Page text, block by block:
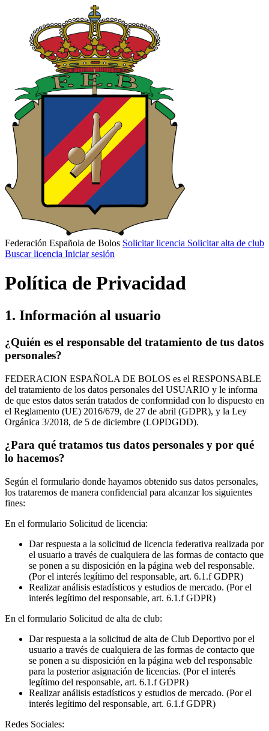
Federación Española de Bolos Solicitar licencia Solicitar alta de club
Buscar licencia Iniciar sesión
Política de Privacidad
1. Información al usuario
¿Quién es el responsable del tratamiento de tus datos
personales?
FEDERACION ESPAÑOLA DE BOLOS es el RESPONSABLE
del tratamiento de los datos personales del USUARIO y le informa
de que estos datos serán tratados de conformidad con lo dispuesto en
el Reglamento (UE) 2016/679, de 27 de abril (GDPR), y la Ley
Orgánica 3/2018, de 5 de diciembre (LOPDGDD).
¿Para qué tratamos tus datos personales y por qué
lo hacemos?
Según el formulario donde hayamos obtenido sus datos personales,
los trataremos de manera confidencial para alcanzar los siguientes
fines:
En el formulario Solicitud de licencia:
Dar respuesta a la solicitud de licencia federativa realizada por
el usuario a través de cualquiera de las formas de contacto que
se ponen a su disposición en la página web del responsable.
(Por el interés legítimo del responsable, art. 6.1.f GDPR)
Realizar análisis estadísticos y estudios de mercado. (Por el
interés legítimo del responsable, art. 6.1.f GDPR)
En el formulario Solicitud de alta de club:
Dar respuesta a la solicitud de alta de Club Deportivo por el
usuario a través de cualquiera de las formas de contacto que
se ponen a su disposición en la página web del responsable
para la posterior asignación de licencias. (Por el interés
legítimo del responsable, art. 6.1.f GDPR)
Realizar análisis estadísticos y estudios de mercado. (Por el
interés legítimo del responsable, art. 6.1.f GDPR)
Redes Sociales: